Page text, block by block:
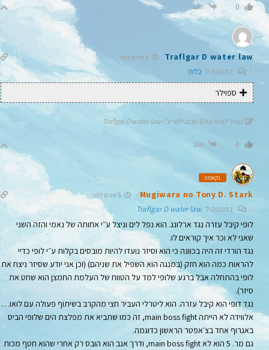
0 הגב
Traflgar D water law
בתגובה ל בלופ
ספוילר
נערך לאחרונה 5 שנים לפני ע"י Traflgar D water law
0 הגב
נקאמה
Mugiwara no Tony D. Stark 5 שנים לפני
בתגובה לTraflgar D water law
לופי קיבל עזרה נגד ארלונג. הוא נפל לים וניצל ע״י אחותה של נאמי והזה השני
שאני לא וכר איך קוראים לו.
נגד הורדי זה היה בכוונה כי הוא וסיזר נועדו להיות מובסים בקלות ע״י לופי כדיי
להראות כמה הוא חזק (במנגה הוא השפיל את שניהם) (וכן אני יודע שסיזר ניצח את
לופי בהתחלה אבל ברגע שלופי למד על הטווח של העלמת החמצן הוא שחט את
סיזר).
נגד דופי הוא קיבל עזרה. הוא ליטרלי העביר חצי מהקרב בשיתוף פעולה עם לואו…
אלווידה לא הייתה main boss fight, זה כמו שתביא את מפלצת הים שלופי הביס
באגרוף אחד בצ׳אפטר הראשון כדוגמה.
גם מר. 5 הוא לא main boss fight, ודרך אגב הוא הובס רק אחרי שהוא חטף מכות